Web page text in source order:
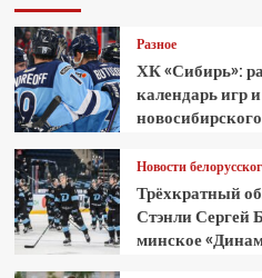
Разное
ХК «Сибирь»:
календарь игр
Новости
Трёхкратный
Стэнли Сергей
минское